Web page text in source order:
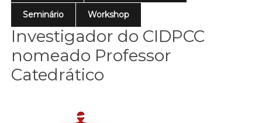
Seminário Workshop
Investigador do CIDPCC
nomeado Professor
Catedrático